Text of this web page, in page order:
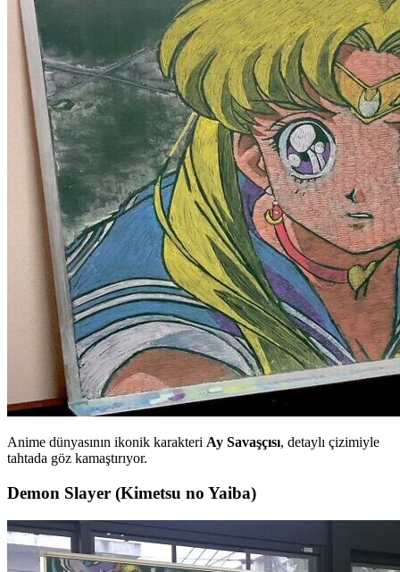
Anime dünyasının ikonik karakteri Ay Savaşçısı, detaylı çizimiyle
tahtada göz kamaştırıyor.
Demon Slayer (Kimetsu no Yaiba)